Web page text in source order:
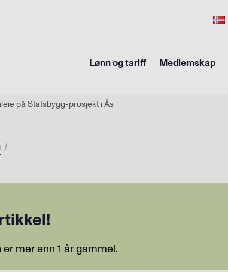
Lønn og tariff Medlemskap
på Statsbygg-prosjekt i Ås
mer enn 1 år gammel.